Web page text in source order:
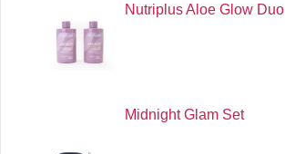
Nutriplus Aloe Glow Duo
Midnight Glam Set